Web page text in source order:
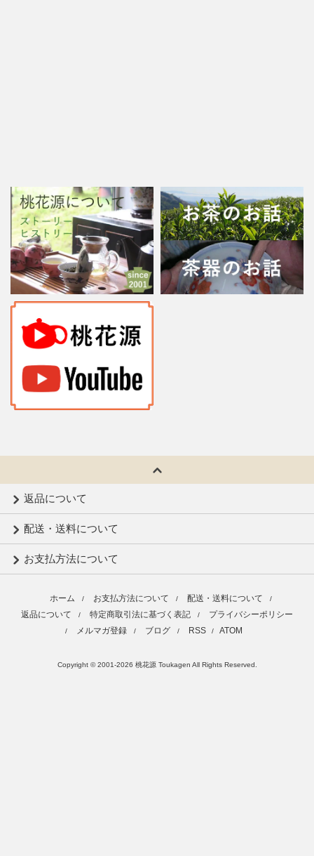
返品について
配送・送料について
お支払方法について
ホーム / お支払方法について / 配送・送料について /
返品について / 特定商取引法に基づく表記 / プライバシーポリシー
/ メルマガ登録 / ブログ / RSS / ATOM
Copyright © 2001-2026 桃花源 Toukagen All Rights Reserved.